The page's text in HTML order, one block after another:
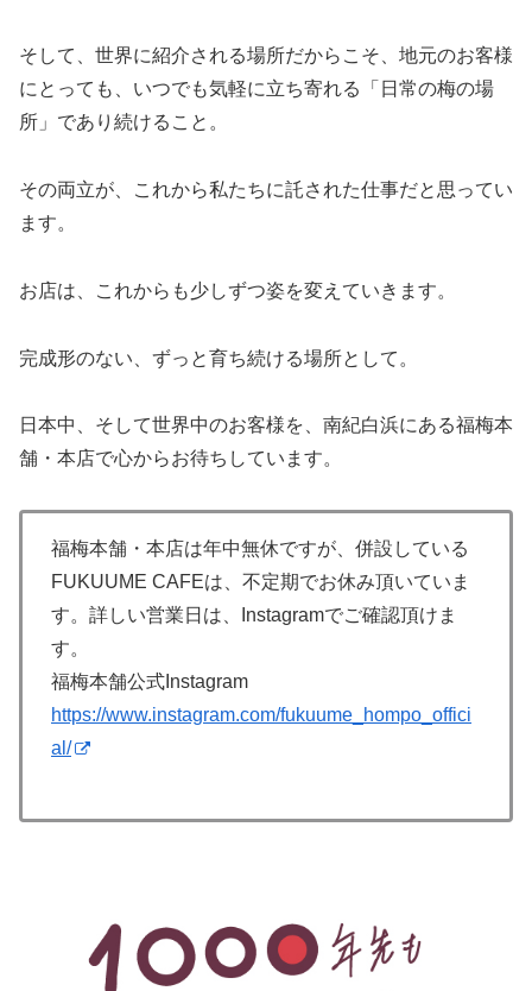
そして、世界に紹介される場所だからこそ、地元のお客様
にとっても、いつでも気軽に立ち寄れる「日常の梅の場
所」であり続けること。
その両立が、これから私たちに託された仕事だと思ってい
ます。
お店は、これからも少しずつ姿を変えていきます。
完成形のない、ずっと育ち続ける場所として。
日本中、そして世界中のお客様を、南紀白浜にある福梅本
舗・本店で心からお待ちしています。
福梅本舗・本店は年中無休ですが、併設している
FUKUUME CAFEは、不定期でお休み頂いていま
す。詳しい営業日は、Instagramでご確認頂けま
す。
福梅本舗公式Instagram
https://www.instagram.com/fukuume_hompo_offici
al/